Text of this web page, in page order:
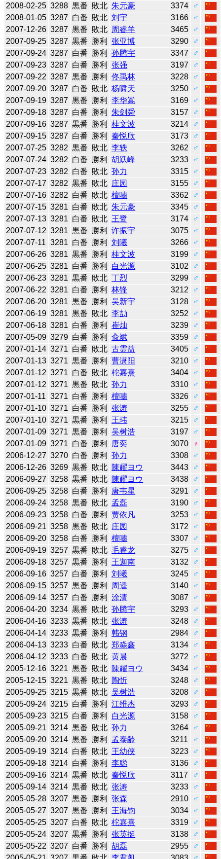
2008-02-25 3288 黒番 敗北 朱元豪 3374
♂
2008-01-05 3287 白番 敗北 刘宇 3166
♂
2007-12-26 3287 黒番 敗北 周睿羊 3465
♂
2007-09-25 3287 黒番 勝利 张亚博 3290
♂
2007-09-24 3287 白番 勝利 孙腾宇 3347
♂
2007-09-23 3287 白番 勝利 张强 3197
♂
2007-09-22 3287 黒番 勝利 佟禹林 3228
♂
2007-09-20 3287 白番 敗北 杨啸天 3250
♂
2007-09-19 3287 黒番 勝利 李华嵩 3169
♂
2007-09-18 3287 白番 勝利 朱剑舜 3157
♂
2007-09-16 3287 黒番 勝利 桂文波 3214
♂
2007-09-15 3287 白番 勝利 秦悦欣 3173
♂
2007-07-25 3282 黒番 敗北 李轶 3262
♂
2007-07-24 3282 白番 勝利 胡跃峰 3233
♂
2007-07-23 3282 白番 敗北 孙力 3315
♂
2007-07-17 3282 黒番 敗北 庄园 3155
♂
2007-07-16 3282 白番 敗北 檀嘯 3362
♂
2007-07-15 3281 白番 敗北 朱元豪 3345
♂
2007-07-13 3281 白番 敗北 王鹭 3174
♂
2007-07-12 3281 黒番 勝利 许振宇 3075
♂
2007-07-11 3281 白番 勝利 刘曦 3266
♂
2007-06-26 3281 黒番 勝利 桂文波 3199
♂
2007-06-25 3281 白番 勝利 白光源 3102
♂
2007-06-23 3281 黒番 敗北 丁烈 3299
♂
2007-06-22 3281 白番 勝利 林锋 3212
♂
2007-06-20 3281 黒番 勝利 吴新宇 3128
♂
2007-06-19 3281 黒番 敗北 李劼 3252
♂
2007-06-18 3281 白番 勝利 崔灿 3239
♂
2007-05-09 3279 白番 勝利 兪斌 3359
♂
2007-01-14 3271 白番 敗北 古霊益 3405
♂
2007-01-13 3271 黒番 勝利 曹潇阳 3210
♂
2007-01-12 3271 白番 敗北 柁嘉熹 3404
♂
2007-01-12 3271 黒番 敗北 孙力 3310
♂
2007-01-11 3271 白番 勝利 檀嘯 3326
♂
2007-01-10 3271 白番 勝利 张涛 3255
♂
2007-01-10 3271 黒番 勝利 王玮 3215
♂
2007-01-09 3271 黒番 勝利 吴树浩 3197
♂
2007-01-09 3271 白番 勝利 唐奕 3070
♀
2006-12-27 3270 白番 勝利 孙力 3308
♂
2006-12-26 3269 黒番 敗北 陳耀ヨウ 3443
♂
2006-09-27 3258 黒番 敗北 陳耀ヨウ 3438
♂
2006-09-25 3258 白番 勝利 唐韦星 3291
♂
2006-09-24 3258 黒番 敗北 孟磊 3190
♂
2006-09-23 3258 白番 勝利 贾依凡 3253
♂
2006-09-21 3258 黒番 敗北 庄园 3172
♂
2006-09-20 3258 白番 勝利 檀嘯 3307
♂
2006-09-19 3257 黒番 敗北 毛睿龙 3275
♂
2006-09-18 3257 黒番 勝利 王迦南 3132
♂
2006-09-16 3257 白番 勝利 刘曦 3245
♂
2006-09-15 3257 黒番 勝利 周逵 3140
♂
2006-09-14 3257 白番 勝利 涂清 3087
♂
2006-04-20 3234 黒番 敗北 孙腾宇 3293
♂
2006-04-16 3233 黒番 敗北 张涛 3248
♂
2006-04-14 3233 黒番 勝利 韩钢 2984
♂
2006-04-13 3233 白番 敗北 郑淼鑫 3134
♂
2006-04-12 3233 白番 敗北 黄晨 3272
♂
2005-12-16 3221 黒番 敗北 陳耀ヨウ 3434
♂
2005-12-15 3221 黒番 敗北 陶忻 3248
♂
2005-09-25 3215 黒番 敗北 吴树浩 3208
♂
2005-09-24 3215 白番 勝利 江维杰 3293
♂
2005-09-23 3215 白番 勝利 白光源 3158
♂
2005-09-21 3214 黒番 敗北 孙力 3264
♂
2005-09-20 3214 黒番 勝利 孟泰齢 3211
♂
2005-09-19 3214 白番 敗北 王幼侠 3223
♂
2005-09-18 3214 白番 勝利 李聪 3136
♂
2005-09-16 3214 黒番 敗北 秦悦欣 3117
♂
2005-09-14 3214 黒番 敗北 张涛 3233
♂
2005-05-28 3207 黒番 勝利 张森 2910
♂
2005-05-27 3207 黒番 勝利 王海钧 3034
♂
2005-05-25 3207 白番 敗北 柁嘉熹 3319
♂
2005-05-24 3207 黒番 勝利 张英挺 3138
♂
2005-05-22 3207 白番 勝利 胡磊 2955
♂